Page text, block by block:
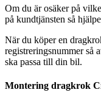
Om du är osäker på
på kundtjänsten så
När du köper en
registreringsnummer så
ska passa till din bil.
Montering dragkrok